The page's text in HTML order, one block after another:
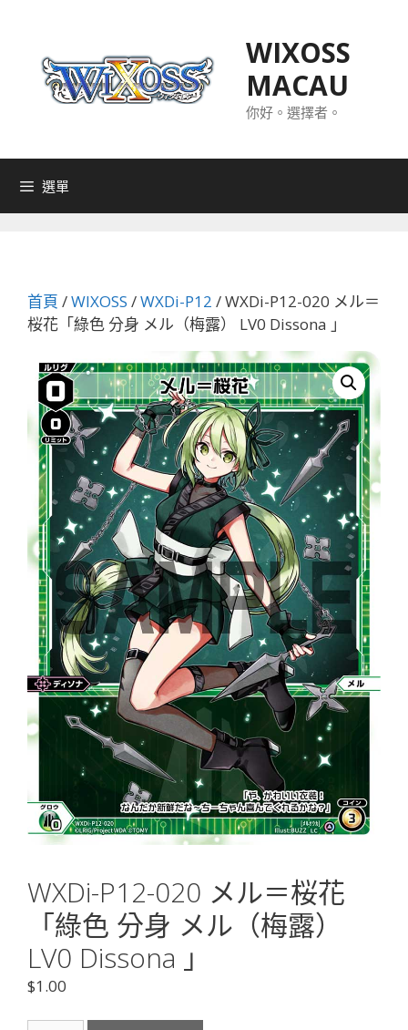
WIXOSS
MACAU
你好。選擇者。
選單
首頁 /WIXOSS /WXDi-P12 / WXDi-P12-020 メル＝
桜花「綠色 分身 メル（梅露） LV0 Dissona 」
WXDi-P12-020 メル＝桜花
「綠色 分身 メル（梅露）
LV0 Dissona 」
$1.00